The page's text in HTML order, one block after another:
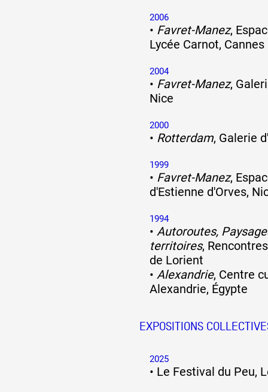
2006
• Favret-Manez,
Lycée Carnot, Cannes
2004
• Favret-Manez,
Nice
2000
• Rotterdam, Galerie
1999
• Favret-Manez,
d'Estienne d'Orves,
1994
• Autoroutes,
territoires,
de Lorient
• Alexandrie, Centre
Alexandrie, Égypte
EXPOSITIONS
2025
• Le Festival du Peu,